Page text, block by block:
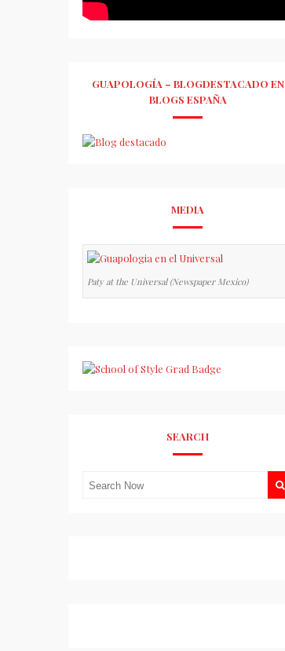
GUAPOLOGÍA – BLOGDESTACADO EN
BLOGS ESPAÑA
MEDIA
Paty at the Universal (Newspaper Mexico)
SEARCH